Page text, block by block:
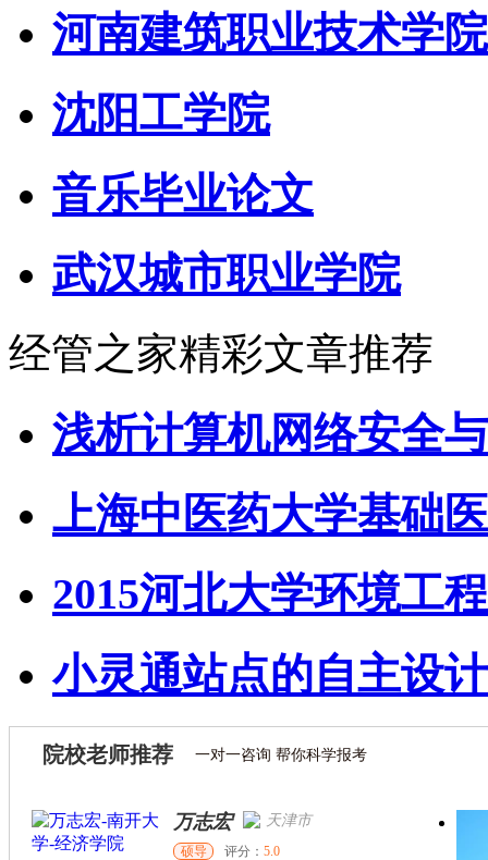
河南建筑职业技术学院
沈阳工学院
音乐毕业论文
武汉城市职业学院
经管之家精彩文章推荐
浅析计算机网络安全
上海中医药大学基础
2015河北大学环境工程
小灵通站点的自主设
院校老师推荐 一对一咨询 帮你科学报考
万志宏 天津市
硕导 评分： 5.0